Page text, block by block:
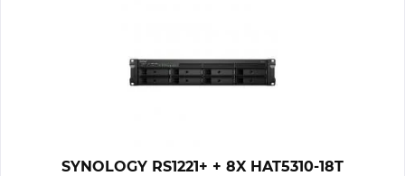
SYNOLOGY RS1221+ + 8X HAT5310-18T